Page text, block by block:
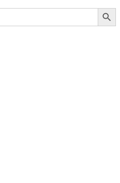
Search Button